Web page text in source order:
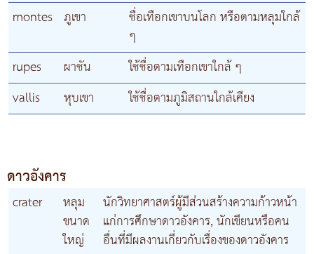
montes ภูเขา ชื่อเทือกเขาบนโลก หรือตามหลุมใกล้
ๆ
rupes
ผาชัน
ใช้ชื่อตามเทือกเขาใกล้ ๆ
vallis
หุบเขา ใช้ชื่อตามภูมิสถานใกล้เคียง
ดาวอังคาร
crater หลุม
ขนาด
ใหญ่
นักวิทยาศาสตร์ผู้มีส่วนสร้างความก้าวหน้า
แก่การศึกษาดาวอังคาร, นักเขียนหรือคน
อื่นที่มีผลงานเกี่ยวกับเรื่องของดาวอังคาร